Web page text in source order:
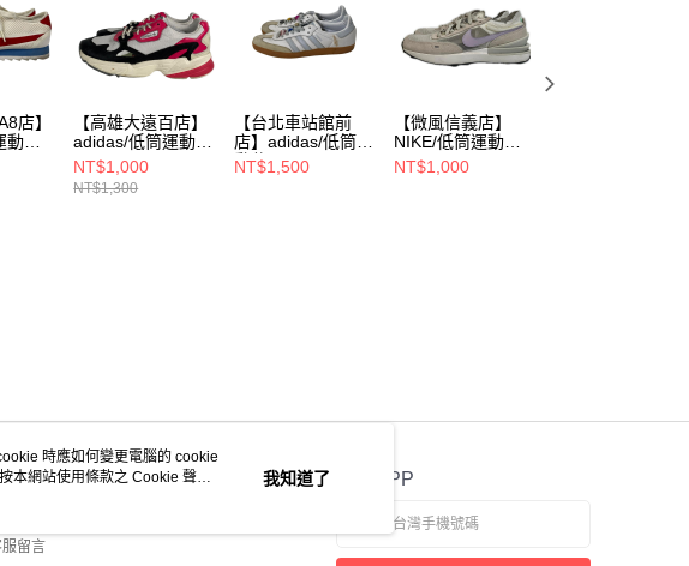
店】
動休
【高雄大遠百店】
adidas/低筒運動休
閒
鞋/25.5cm/EG992
6
NT$1,000
NT$1,300
【台北車站館前
店】adidas/低筒運
動休閒
鞋/25.5cm/IE0877
NT$1,500
【微風信義店】
NIKE/低筒運動休
閒
鞋/25.5cm/DC253
NT$1,000
服資訊
服留言
官方APP
時應如何變更電腦的 cookie
本網站使用條款之 Cookie 聲明
我知道了